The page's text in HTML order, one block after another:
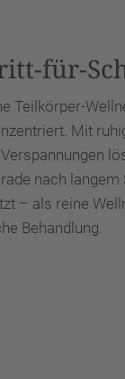
für-
Teilkörper-
Mit
nach
– als reine
Behandlung.